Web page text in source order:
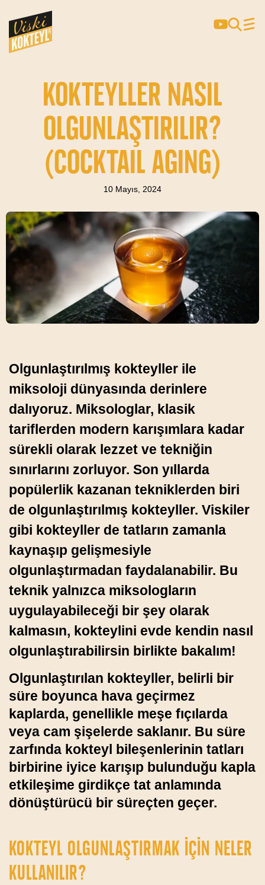
KOKTEYLLER NASIL
OLGUNLAŞTIRILIR?
(COCKTAIL AGING)
10 Mayıs, 2024
Olgunlaştırılmış kokteyller ile
miksoloji dünyasında derinlere
dalıyoruz. Miksologlar, klasik
tariflerden modern karışımlara kadar
sürekli olarak lezzet ve tekniğin
sınırlarını zorluyor. Son yıllarda
popülerlik kazanan tekniklerden biri
de olgunlaştırılmış kokteyller. Viskiler
gibi kokteyller de tatların zamanla
kaynaşıp gelişmesiyle
olgunlaştırmadan faydalanabilir. Bu
teknik yalnızca miksologların
uygulayabileceği bir şey olarak
kalmasın, kokteylini evde kendin nasıl
olgunlaştırabilirsin birlikte bakalım!
Olgunlaştırılan kokteyller, belirli bir
süre boyunca hava geçirmez
kaplarda, genellikle meşe fıçılarda
veya cam şişelerde saklanır. Bu süre
zarfında kokteyl bileşenlerinin tatları
birbirine iyice karışıp bulunduğu kapla
etkileşime girdikçe tat anlamında
dönüştürücü bir süreçten geçer.
KOKTEYL OLGUNLAŞTIRMAK IÇIN NELER
KULLANILIR?